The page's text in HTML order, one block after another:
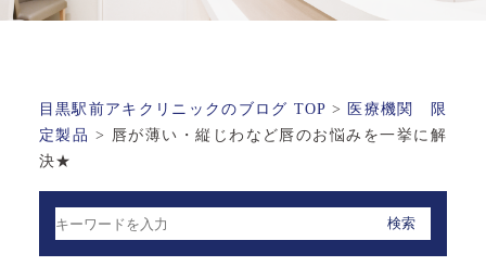
目黒駅前アキクリニックのブログ TOP >
医療機関 限
定製品 > 唇が薄い・縦じわなど唇のお悩みを一挙に解
決★